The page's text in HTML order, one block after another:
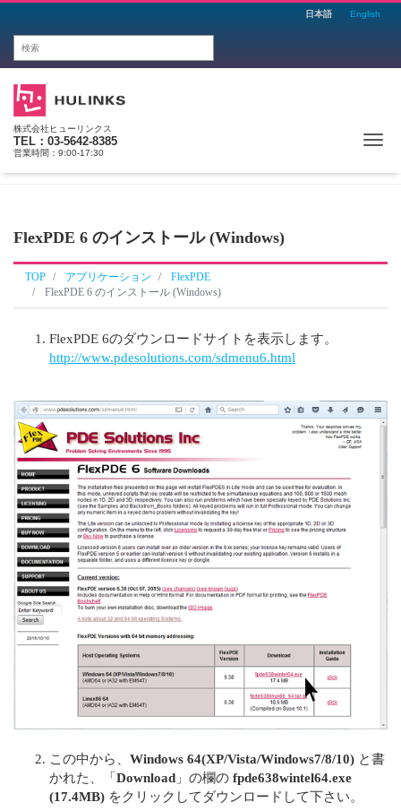
日本語 English
株式会社ヒューリンクス
TEL：03-5642-8385
営業時間：9:00-17:30
FlexPDE 6 のインストール (Windows)
TOP アプリケーション
FlexPDE
FlexPDE 6 のインストール (Windows)
FlexPDE 6のダウンロードサイトを表示します。
http://www.pdesolutions.com/sdmenu6.html
この中から、 Windows 64(XP/Vista/Windows7/8/10) と書
かれた、「Download 」の欄の fpde638wintel64.exe
(17.4MB) をクリックしてダウンロードして下さい。